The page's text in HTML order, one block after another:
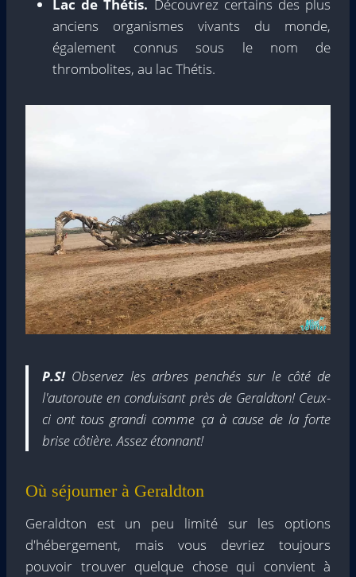
Lac de Thétis. Découvrez certains des plus
anciens organismes vivants du monde,
également connus sous le nom de
thrombolites, au lac Thétis.
P.S! Observez les arbres penchés sur le côté de
l'autoroute en conduisant près de Geraldton! Ceux-
ci ont tous grandi comme ça à cause de la forte
brise côtière. Assez étonnant!
Où séjourner à Geraldton
Geraldton est un peu limité sur les options
d'hébergement, mais vous devriez toujours
pouvoir trouver quelque chose qui convient à